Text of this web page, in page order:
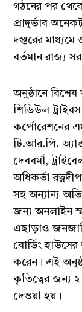
গঠনের পর
প্রাদুর্ভাব
দপ্তরের
বর্তমান রাজ্য
অনুষ্ঠানে
শিডিউল
কর্পোরেশনের
টি.আর.পি.
দেববর্মা,
অধিকর্তা
সহ অন্যান্য
জন্য অনলাইন
এছাড়াও জনজাতি
বোর্ডিং
করেন। এই
কৃতিত্বের জন্য ২
দেওয়া হয়।